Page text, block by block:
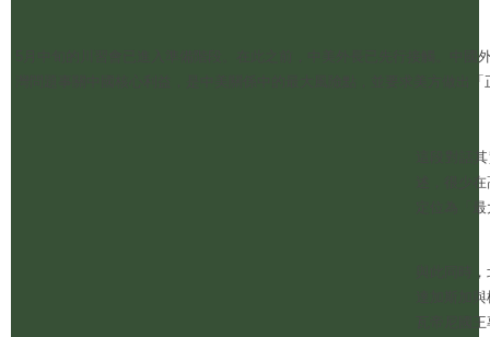
5月中旬的川習會已進入準備階段。在此之前，中美外長已先行接觸。中
灣問題事關中國核心利益，是中美關係中的最大風險點，並要求美方做出
這段對話
述，很少
定位為「
與此同時
達加斯加
瓦帝尼國